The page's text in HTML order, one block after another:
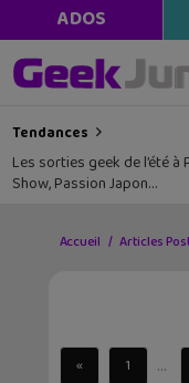
ADOS
Tendances
Les sorties geek de l’été à
Show, Passion Japon…
Accueil Articles
« 1 ...